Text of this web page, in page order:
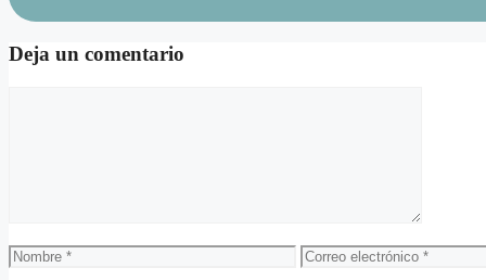
Deja un comentario
Nombre
Correo
electrónico